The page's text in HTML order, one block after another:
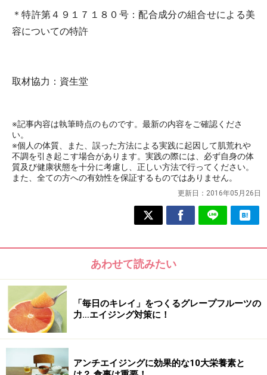
＊特許第４９１７１８０号：配合成分の組合せによる美
容についての特許
取材協力：資生堂
※記事内容は執筆時点のものです。最新の内容をご確認くださ
い。
※個人の体質、また、誤った方法による実践に起因して肌荒れや
不調を引き起こす場合があります。実践の際には、必ず自身の体
質及び健康状態を十分に考慮し、正しい方法で行ってください。
また、全ての方への有効性を保証するものではありません。
更新日： 2016年05月26日
あわせて読みたい
「毎日のキレイ」をつくるグレープフルーツの
力…エイジング対策に！
アンチエイジングに効果的な10大栄養素と